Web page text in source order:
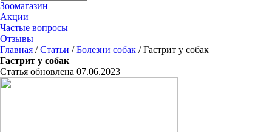
Зоомагазин
Акции
Частые вопросы
Отзывы
Главная /Статьи /Болезни собак /Гастрит у собак
Гастрит у собак
Статья обновлена 07.06.2023